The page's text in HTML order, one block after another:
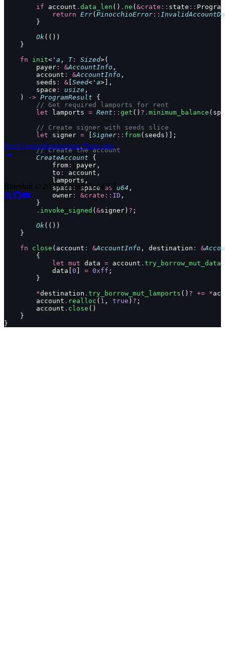
        if
account . data_len () . ne ( &crate:: state ::
            return
Err( PinocchioError ::
        }
        Ok
(())
    }
    fn
init<' a , T: Sized>(
        payer
: &AccountInfo ,
        account
: &AccountInfo ,
        seeds
: & Seed<' a>],
        space
: usize ,
    )
-> ProgramResult {
        // Get required lamports for rent
        let
lamports = Rent :: get () ?. minimum_balance
        // Create signer with seeds slice
        let
signer = Signer :: from(seeds)];
        // Create the account
        CreateAccount
{
            from
:
payer,
            to
:
account,
            lamports,
            space
: space as u64 ,
            owner
: &crate:: ID ,
        }
        .
invoke_signed ( &signer) ? ;
        Ok
(())
    }
    fn
close (account : &AccountInfo , destination : &
        {
            let
mut data = account . try_borrow_mut_data
            data[
0 = 0xff ;
        }
        *
destination . try_borrow_mut_lamports () ? += *
        account
. realloc ( 1 , true ) ? ;
        account
. close ()
    }
}
Next LessonInstructions Pinocchio
Blueshift © 2026Commit:3c44267